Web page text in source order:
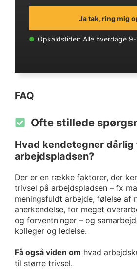
Ja tak, ring mig
Opkaldstider: Alle hverdage 9-
FAQ
Ofte stillede
Hvad kendetegner dårlig
arbejdspladsen?
Der er en række faktorer, der
trivsel på arbejdspladsen – fx
meningsfuldt arbejde, følelse af
anerkendelse, for meget
og forventninger – og
kolleger og ledelse.
Få også viden om hvad
til større trivsel.